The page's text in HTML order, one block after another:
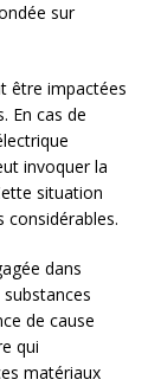
sur
être impactées
En cas de
invoquer la
situation
considérables.
dans
de cause
qui
matériaux